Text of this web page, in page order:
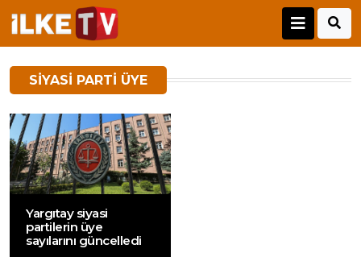
SIYASI PARTI ÜYE
Yargıtay siyasi
partilerin üye
sayılarını güncelledi